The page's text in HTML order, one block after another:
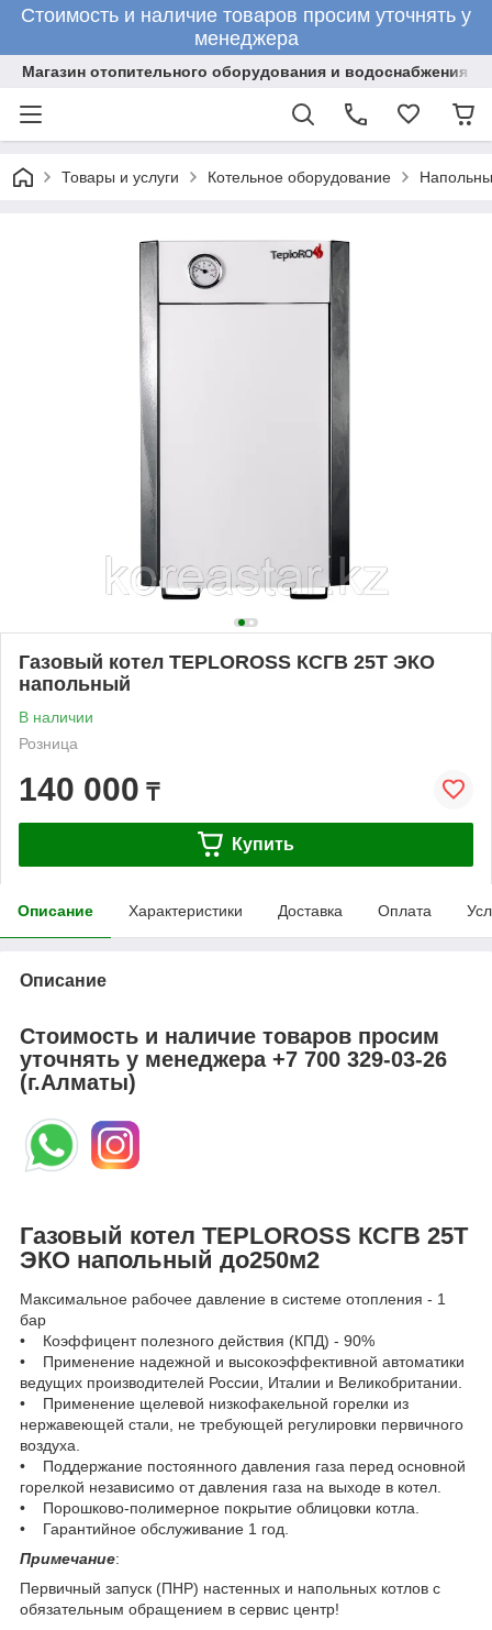
Стоимость и наличие товаров просим уточнять у
менеджера
Магазин отопительного оборудования и водоснабжения
Товары и услуги Котельное оборудование
Газовый котел TEPLOROSS КСГВ 25Т ЭКО
напольный
В наличии
Розница
140 000 ₸
Купить
Описание Характеристики Доставка Оплата
Описание
Стоимость и наличие товаров просим
уточнять у менеджера+7 700 329-03-26
(г.Алматы)
Газовый котел TEPLOROSS КСГВ 25Т
ЭКО напольный до250м2
Максимальное рабочее давление в системе отопления - 1
бар
• Коэффицент полезного действия (КПД) - 90%
• Применение надежной и высокоэффективной автоматики
ведущих производителей России, Италии и Великобритании.
• Применение щелевой низкофакельной горелки из
нержавеющей стали, не требующей регулировки первичного
воздуха.
• Поддержание постоянного давления газа перед основной
горелкой независимо от давления газа на выходе в котел.
• Порошково-полимерное покрытие облицовки котла.
• Гарантийное обслуживание 1 год.
Примечание:
Первичный запуск (ПНР) настенных и напольных котлов с
обязательным обращением в сервис центр!